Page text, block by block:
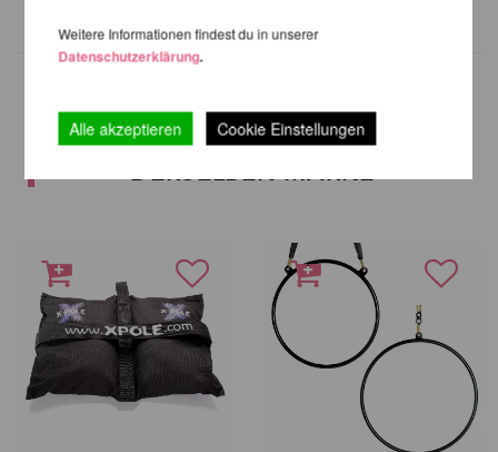
WEITERE PRODUKTE
DERSELBEN MARKE
Weitere Informationen findest du in unserer
Datenschutzerklärung.
Alle akzeptieren Cookie Einstellungen